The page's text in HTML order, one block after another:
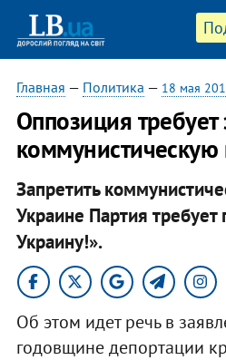
Главная — Политика — 18 мая
Оппозиция требует
Запретить
Украине Партия требует
Украину!».
Об этом идет речь в
годовщине депортации